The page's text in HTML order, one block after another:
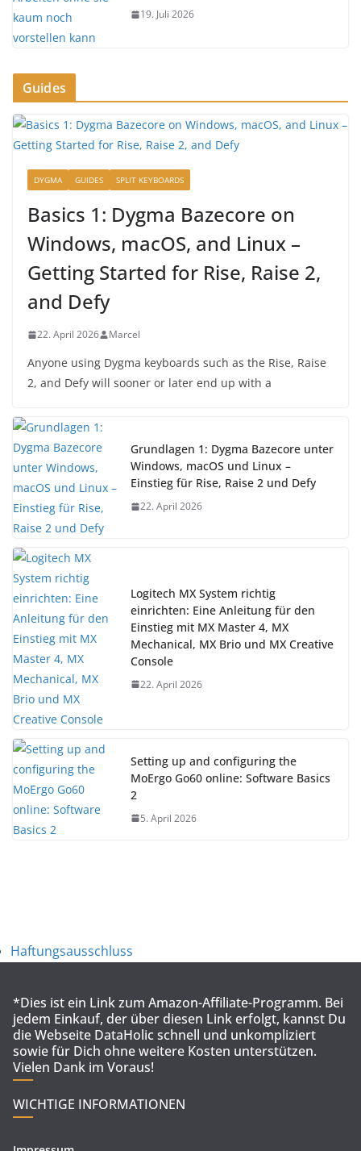
19. Juli 2026
Guides
DYGMA GUIDES SPLIT KEYBOARDS
Basics 1: Dygma Bazecore on
Windows, macOS, and Linux –
Getting Started for Rise, Raise 2,
and Defy
22. April 2026 Marcel
Anyone using Dygma keyboards such as the Rise, Raise
2, and Defy will sooner or later end up with a
Grundlagen 1: Dygma Bazecore unter
Windows, macOS und Linux –
Einstieg für Rise, Raise 2 und Defy
22. April 2026
Logitech MX System richtig
einrichten: Eine Anleitung für den
Einstieg mit MX Master 4, MX
Mechanical, MX Brio und MX Creative
Console
22. April 2026
Setting up and configuring the
MoErgo Go60 online: Software Basics
2
5. April 2026
Haftungsausschluss
*Dies ist ein Link zum Amazon-Affiliate-Programm. Bei
jedem Einkauf, der über diesen Link erfolgt, kannst Du
die Webseite DataHolic schnell und unkompliziert
sowie für Dich ohne weitere Kosten unterstützen.
Vielen Dank im Voraus!
WICHTIGE INFORMATIONEN